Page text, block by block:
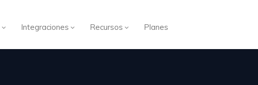
Integraciones Recursos Planes